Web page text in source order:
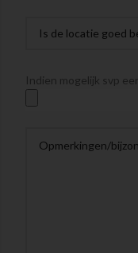
Indien mogelijk svp